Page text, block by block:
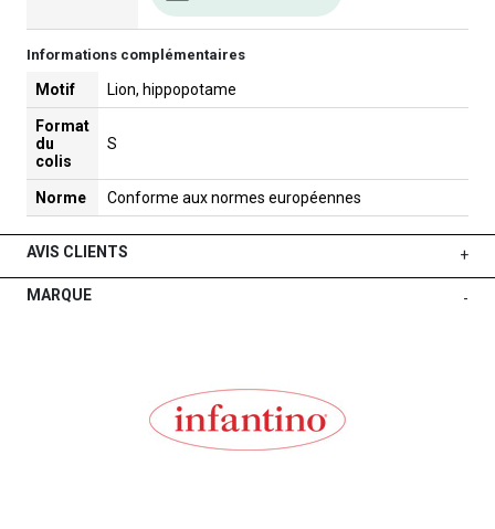
Informations complémentaires
Motif Lion, hippopotame
Format
du
colis
S
Norme Conforme aux normes européennes
AVIS CLIENTS +
MARQUE -